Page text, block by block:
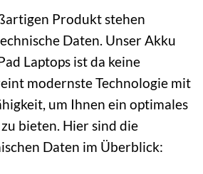
Produkt stehen
Daten. Unser Akku
Laptops ist da keine
modernste Technologie mit
um Ihnen ein optimales
bieten. Hier sind die
Daten im Überblick: